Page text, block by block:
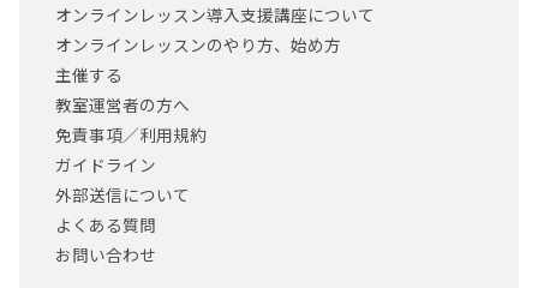
オンラインレッスン導入支援講座について
オンラインレッスンのやり方、始め方
主催する
教室運営者の方へ
免責事項／利用規約
ガイドライン
外部送信について
よくある質問
お問い合わせ